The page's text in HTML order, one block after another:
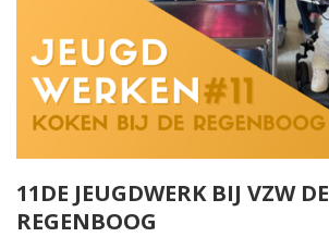
11DE JEUGDWERK BIJ VZW DE
REGENBOOG